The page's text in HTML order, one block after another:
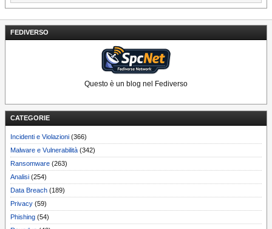
FEDIVERSO
Questo è un blog nel Fediverso
CATEGORIE
Incidenti e Violazioni (366)
Malware e Vulnerabilità (342)
Ransomware (263)
Analisi (254)
Data Breach (189)
Privacy (59)
Phishing (54)